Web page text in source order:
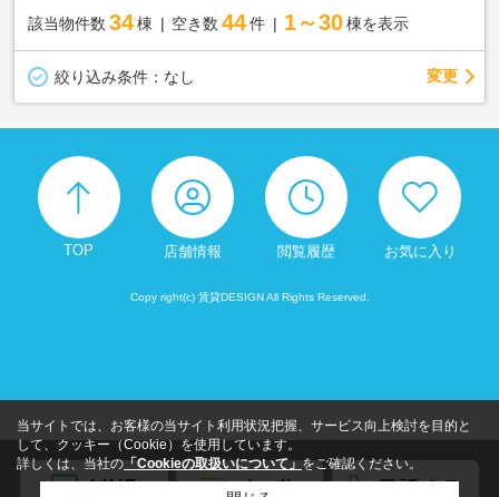
該当物件数 34棟 空き数 44 件 1～30 棟を表示
絞り込み条件： なし 変更
TOP 店舗情報 閲覧履歴 お気に入り
Copy right(c) 賃貸DESIGN All Rights Reserved.
当サイトでは、お客様の当サイト利用状況把握、サービス向上検討を目的と
して、クッキー（Cookie）を使用しています。
詳しくは、当社の 「Cookieの取扱いについて」 をご確認ください。